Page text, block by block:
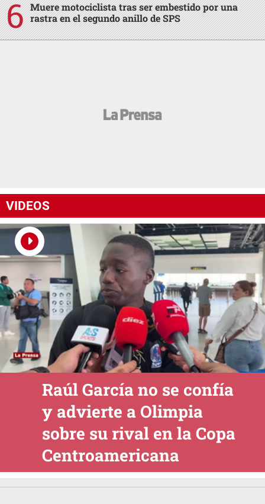
Muere motociclista tras ser embestido por una
rastra en el segundo anillo de SPS
VIDEOS
Raúl García no se confía
y advierte a Olimpia
sobre su rival en la Copa
Centroamericana